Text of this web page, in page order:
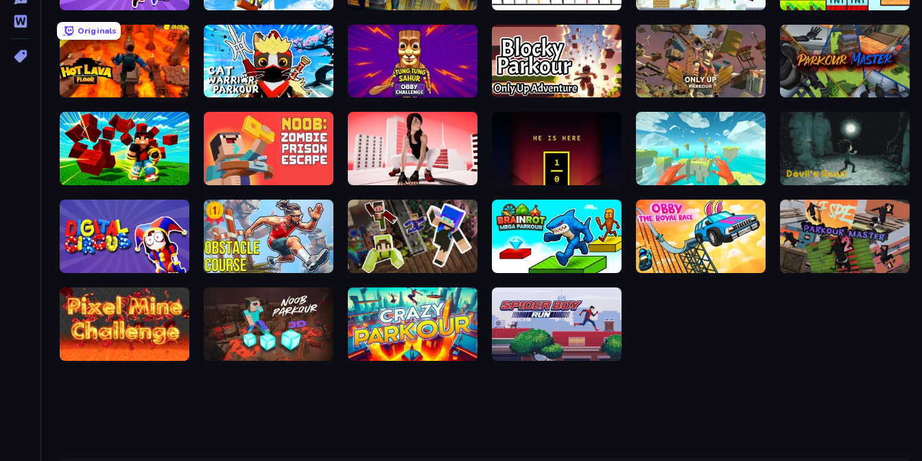
Digital Circus: Obby Only Up 3D Parkour: Go Ascend Parkour First-Person OvO.io Stickman Parkour Master Noob Gigachad: Parkour Tricks Challenge
Originals
Hot Lava Floor Cat Warrior Parkour Tung Tung Sahur: Obby Challenge Blocky Parkour: Only Up Adventure Only Up: Parkour Parkour Master
Robby Superhero Noob: Zombie Prison Escape Parkour GO He is Here Jump to Sky: 3D Parkour Devil's Road
Digital Circus: Parkour Game Obstacle Course Ragdoll Only Up Craft Brainrot Mega Parkour Obby: The Royal Race Parkour Master 2
Pixel Mine Challenge Noob Parkour 3D Crazy Parkour Spider Boy Run